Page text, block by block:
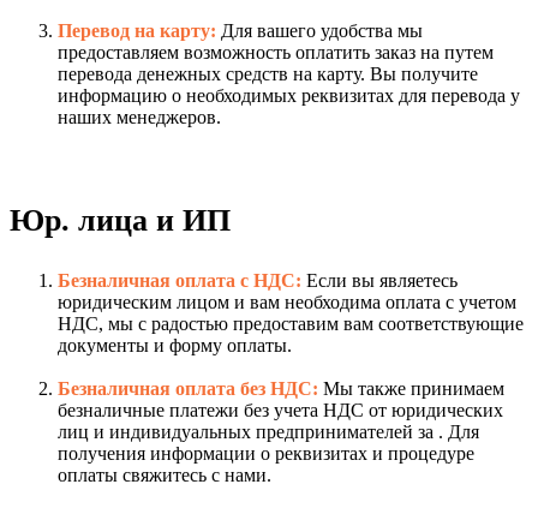
Перевод на карту: Для вашего удобства мы
предоставляем возможность оплатить заказ на путем
перевода денежных средств на карту. Вы получите
информацию о необходимых реквизитах для перевода у
наших менеджеров.
Юр. лица и ИП
Безналичная оплата с НДС: Если вы являетесь
юридическим лицом и вам необходима оплата с учетом
НДС, мы с радостью предоставим вам соответствующие
документы и форму оплаты.
Безналичная оплата без НДС: Мы также принимаем
безналичные платежи без учета НДС от юридических
лиц и индивидуальных предпринимателей за . Для
получения информации о реквизитах и процедуре
оплаты свяжитесь с нами.